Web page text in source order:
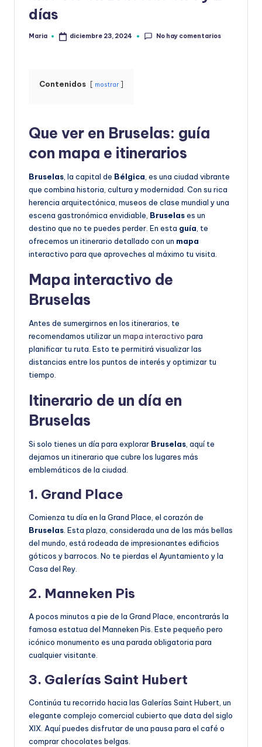
días
Publicado
Maria diciembre 23, 2024 No hay comentarios
Contenidos mostrar
Que ver en Bruselas: guía
con mapa e itinerarios
Bruselas , la capital de Bélgica , es una ciudad vibrante
que combina historia, cultura y modernidad. Con su rica
herencia arquitectónica, museos de clase mundial y una
escena gastronómica envidiable, Bruselases un
destino que no te puedes perder. En esta guía , te
ofrecemos un itinerario detallado con un mapa
interactivo para que aproveches al máximo tu visita.
Mapa interactivo de
Bruselas
Antes de sumergirnos en los itinerarios, te
recomendamos utilizar un mapa interactivo para
planificar tu ruta. Esto te permitirá visualizar las
distancias entre los puntos de interés y optimizar tu
tiempo.
Itinerario de un día en
Bruselas
Si solo tienes un día para explorar Bruselas , aquí te
dejamos un itinerario que cubre los lugares más
emblemáticos de la ciudad.
1. Grand Place
Comienza tu día en la Grand Place, el corazón de
Bruselas . Esta plaza, considerada una de las más bellas
del mundo, está rodeada de impresionantes edificios
góticos y barrocos. No te pierdas el Ayuntamiento y la
Casa del Rey.
2. Manneken Pis
A pocos minutos a pie de la Grand Place, encontrarás la
famosa estatua del Manneken Pis. Este pequeño pero
icónico monumento es una parada obligatoria para
cualquier visitante.
3. Galerías Saint Hubert
Continúa tu recorrido hacia las Galerías Saint Hubert, un
elegante complejo comercial cubierto que data del siglo
XIX. Aquí puedes disfrutar de una pausa para el café o
comprar chocolates belgas.